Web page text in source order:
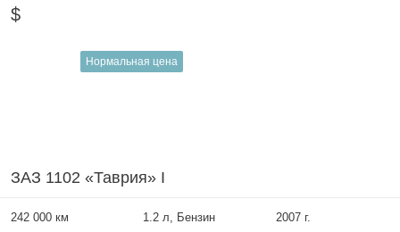
$
Нормальная цена
ЗАЗ 1102 «Таврия» I
242 000 км 1.2 л, Бензин
2007 г.